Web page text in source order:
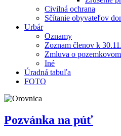
Civilná ochrana
Sčítanie obyvateľov
Urbár
Oznamy
Zoznam členov k
Zmluva o
Iné
Úradná tabuľa
FOTO
Pozvánka na púť